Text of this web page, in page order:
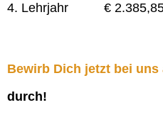
4. Lehrjahr €
Bewirb Dich jetzt bei
durch!